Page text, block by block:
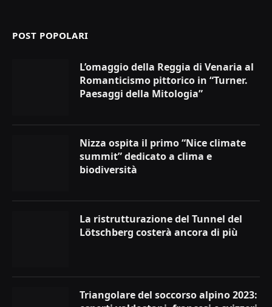
POST POPOLARI
L’omaggio della Reggia di Venaria al
Romanticismo pittorico in “Turner.
Paesaggi della Mitologia”
Nizza ospita il primo “Nice climate
summit” dedicato a clima e
biodiversità
La ristrutturazione del Tunnel del
Lötschberg costerà ancora di più
Triangolare del soccorso alpino 2023: